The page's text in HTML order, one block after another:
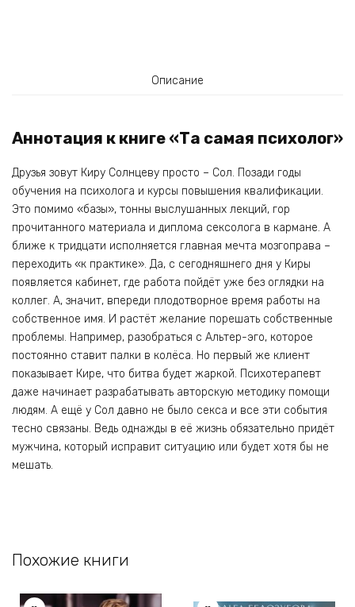
Описание
Аннотация к книге «Та самая психолог»
Друзья зовут Киру Солнцеву просто – Сол. Позади годы
обучения на психолога и курсы повышения квалификации.
Это помимо «базы», тонны выслушанных лекций, гор
прочитанного материала и диплома сексолога в кармане. А
ближе к тридцати исполняется главная мечта мозгоправа –
переходить «к практике». Да, с сегодняшнего дня у Киры
появляется кабинет, где работа пойдёт уже без оглядки на
коллег. А, значит, впереди плодотворное время работы на
собственное имя. И растёт желание порешать собственные
проблемы. Например, разобраться с Альтер-эго, которое
постоянно ставит палки в колёса. Но первый же клиент
показывает Кире, что битва будет жаркой. Психотерапевт
даже начинает разрабатывать авторскую методику помощи
людям. А ещё у Сол давно не было секса и все эти события
тесно связаны. Ведь однажды в её жизнь обязательно придёт
мужчина, который исправит ситуацию или будет хотя бы не
мешать.
Похожие книги